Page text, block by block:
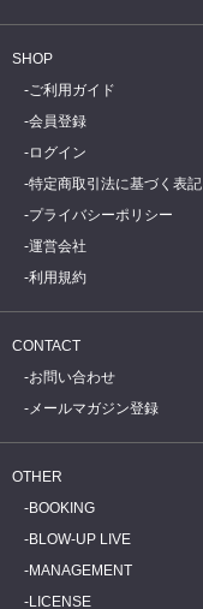
SHOP
ご利用ガイド
会員登録
ログイン
特定商取引法に基づく表記
プライバシーポリシー
運営会社
利用規約
CONTACT
お問い合わせ
メールマガジン登録
OTHER
BOOKING
BLOW-UP LIVE
MANAGEMENT
LICENSE